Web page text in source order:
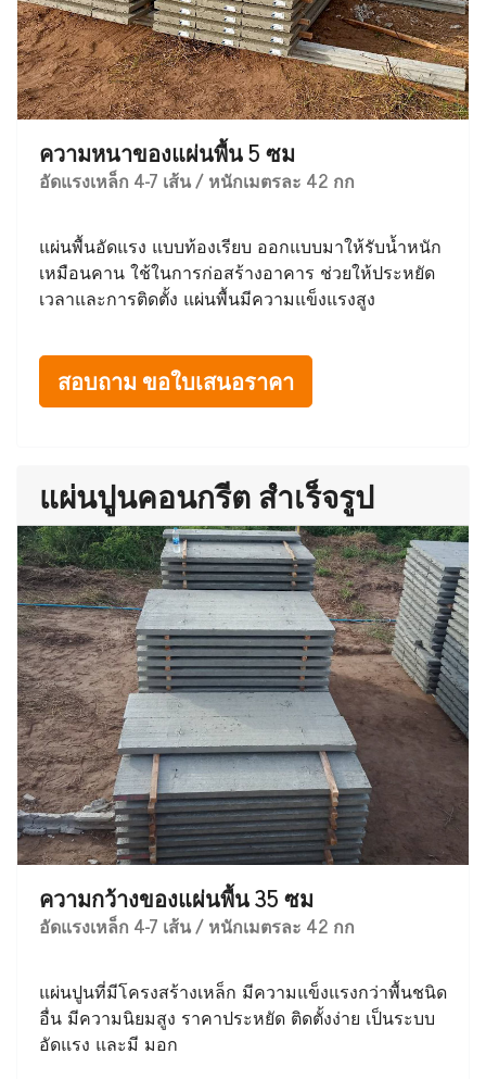
ความหนาของแผ่นพื้น 5 ซม
อัดแรงเหล็ก 4-7 เส้น / หนักเมตรละ 42 กก
แผ่นพื้นอัดแรง แบบท้องเรียบ ออกแบบมาให้รับน้ำหนัก
เหมือนคาน ใช้ในการก่อสร้างอาคาร ช่วยให้ประหยัด
เวลาและการติดตั้ง แผ่นพื้นมีความแข็งแรงสูง
สอบถาม ขอใบเสนอราคา
แผ่นปูนคอนกรีต สำเร็จรูป
ความกว้างของแผ่นพื้น 35 ซม
อัดแรงเหล็ก 4-7 เส้น / หนักเมตรละ 42 กก
แผ่นปูนที่มีโครงสร้างเหล็ก มีความแข็งแรงกว่าพื้นชนิด
อื่น มีความนิยมสูง ราคาประหยัด ติดตั้งง่าย เป็นระบบ
อัดแรง และมี มอก